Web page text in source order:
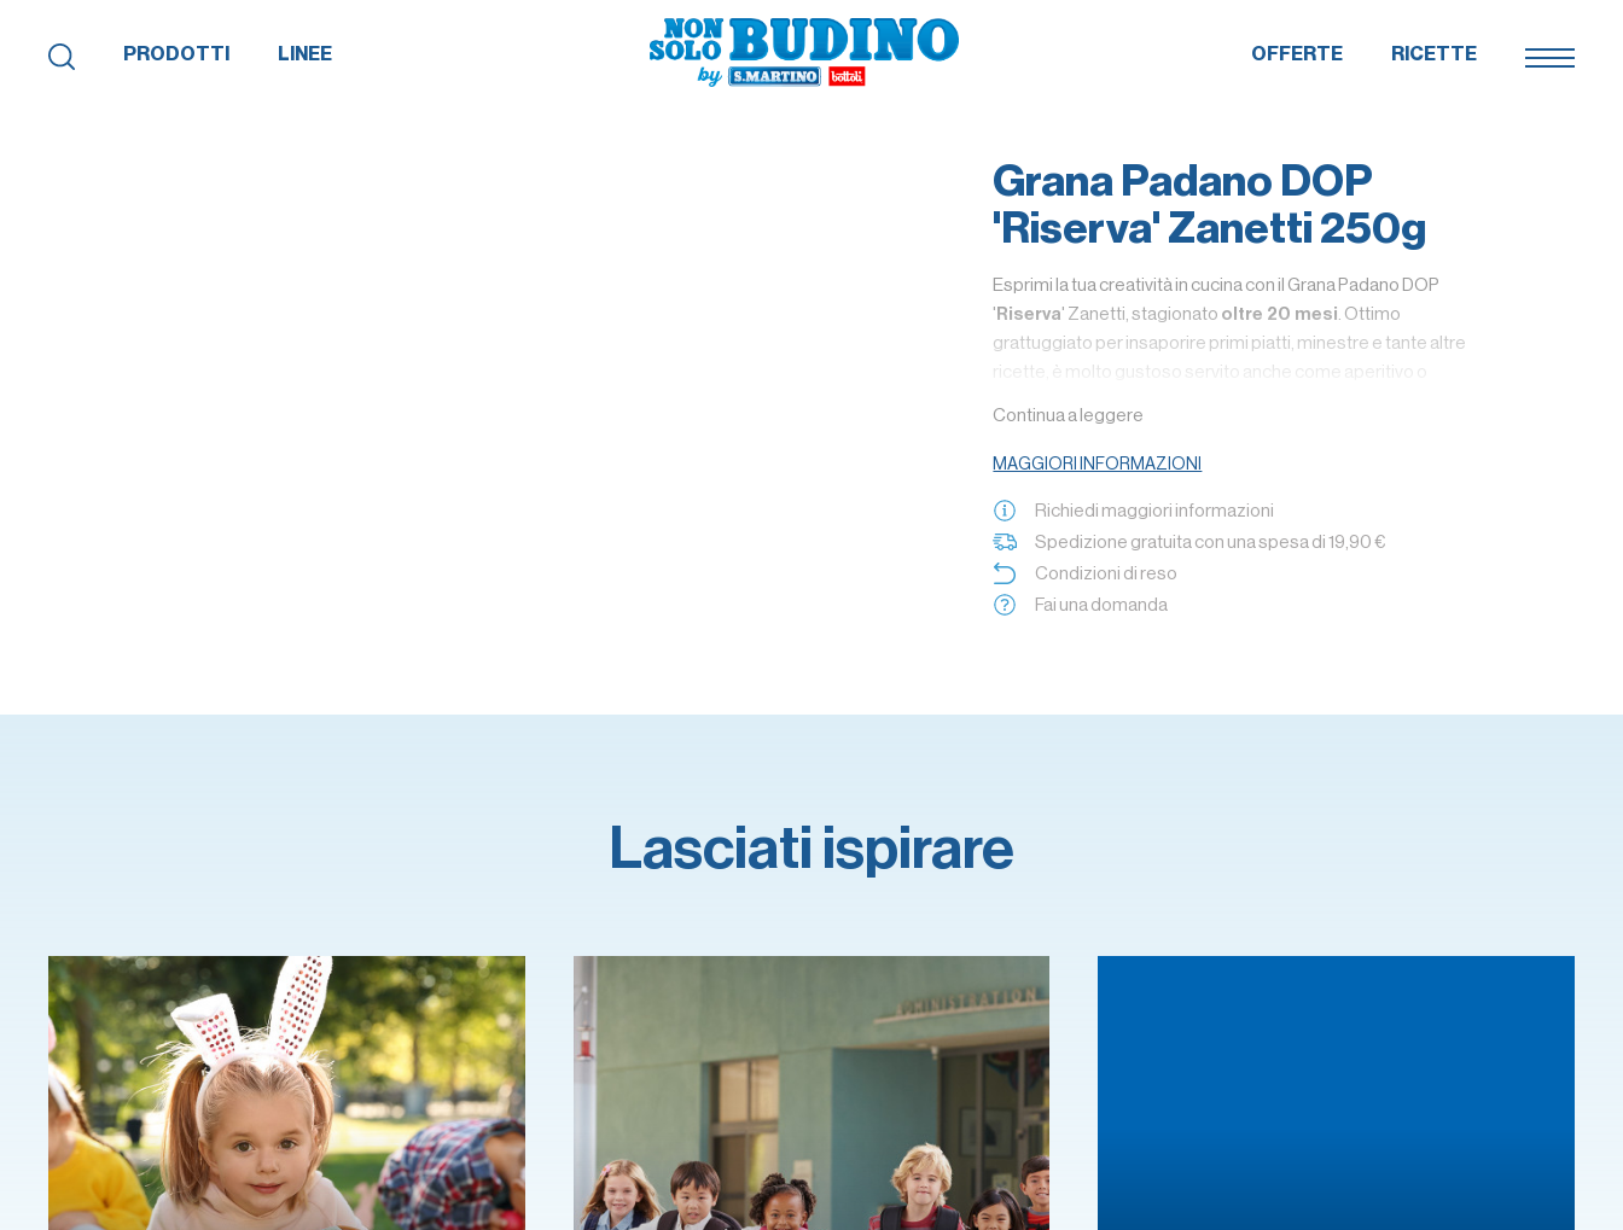
PRODOTTI LINEE OFFERTE RICETTE
Grana Padano DOP
'Riserva' Zanetti 250g
Esprimi la tua creatività in cucina con il Grana Padano DOP
'Riserva' Zanetti, stagionato oltre 20 mesi . Ottimo
grattuggiato per insaporire primi piatti, minestre e tante altre
ricette, è molto gustoso servito anche come aperitivo o
Denominazione di Origine Protetta, è prodotto nel rispetto
della tradizione con latte 100% italiano.
Continua a leggere
MAGGIORI INFORMAZIONI
Richiedi maggiori informazioni
Spedizione gratuita con una spesa di 19,90 €
Condizioni di reso
Fai una domanda
Lasciati ispirare